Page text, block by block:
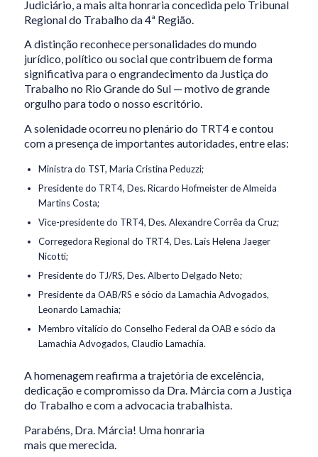
Judiciário, a mais alta honraria concedida pelo Tribunal
Regional do Trabalho da 4ª Região.
A distinção reconhece personalidades do mundo
jurídico, político ou social que contribuem de forma
significativa para o engrandecimento da Justiça do
Trabalho no Rio Grande do Sul — motivo de grande
orgulho para todo o nosso escritório.
A solenidade ocorreu no plenário do TRT4 e contou
com a presença de importantes autoridades, entre elas:
Ministra do TST, Maria Cristina Peduzzi;
Presidente do TRT4, Des. Ricardo Hofmeister de Almeida
Martins Costa;
Vice-presidente do TRT4, Des. Alexandre Corrêa da Cruz;
Corregedora Regional do TRT4, Des. Laís Helena Jaeger
Nicotti;
Presidente do TJ/RS, Des. Alberto Delgado Neto;
Presidente da OAB/RS e sócio da Lamachia Advogados,
Leonardo Lamachia;
Membro vitalício do Conselho Federal da OAB e sócio da
Lamachia Advogados, Claudio Lamachia.
A homenagem reafirma a trajetória de excelência,
dedicação e compromisso da Dra. Márcia com a Justiça
do Trabalho e com a advocacia trabalhista.
Parabéns, Dra. Márcia! Uma honraria
mais que merecida.